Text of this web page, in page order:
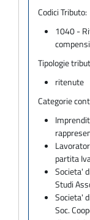
Codici Tributo:
1040 -
Tipologie
ritenute
Categorie
partita
Societa'
Studi
Societa'
Soc.